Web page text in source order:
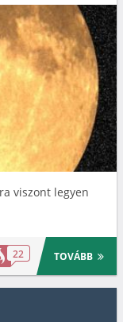
viszont legyen
22 TOVÁBB